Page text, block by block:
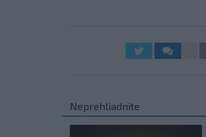
Neprehliadnite